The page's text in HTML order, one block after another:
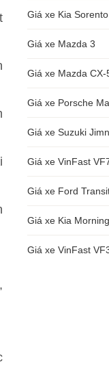
Giá xe Kia Sorento
Giá xe Mazda 3
Giá xe Mazda CX-
Giá xe Porsche
Giá xe Suzuki
Giá xe VinFast
Giá xe Ford
Giá xe Kia Morning
Giá xe VinFast